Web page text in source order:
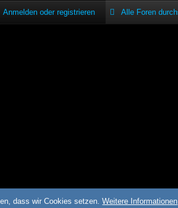
Anmelden oder registrieren
dass wir Cookies setzen.Weitere Informationen